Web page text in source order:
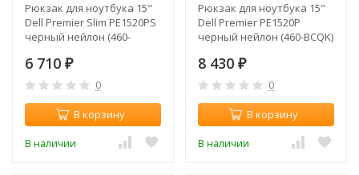
Рюкзак для ноутбука 15"
Dell Premier Slim PE1520PS
черный нейлон (460-
6 710 ₽
0
В корзину
В наличии
Рюкзак для ноутбука 15"
Dell Premier PE1520P
черный нейлон (460-BCQK)
8 430 ₽
0
В корзину
В наличии